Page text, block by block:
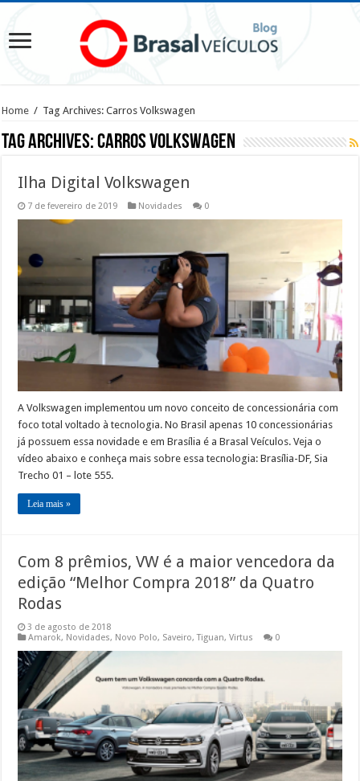
Home / Tag Archives: Carros Volkswagen
Tag Archives:Carros Volkswagen
Ilha Digital Volkswagen
7 de fevereiro de 2019 Novidades 0
A Volkswagen implementou um novo conceito de concessionária com
foco total voltado à tecnologia. No Brasil apenas 10 concessionárias
já possuem essa novidade e em Brasília é a Brasal Veículos. Veja o
vídeo abaixo e conheça mais sobre essa tecnologia: Brasília-DF, Sia
Trecho 01 – lote 555.
Leia mais »
Com 8 prêmios, VW é a maior vencedora da
edição “Melhor Compra 2018” da Quatro
Rodas
3 de agosto de 2018
Amarok, Novidades, Novo Polo, Saveiro,Tiguan,Virtus 0